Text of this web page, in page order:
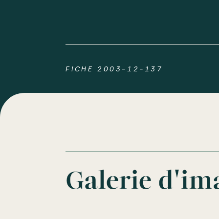
FICHE 2003-12-137
Galerie